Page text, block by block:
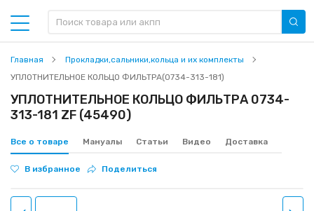
Главная
Прокладки,сальники,кольца и их комплекты
УПЛОТНИТЕЛЬНОЕ КОЛЬЦО ФИЛЬТРА(0734-313-181)
УПЛОТНИТЕЛЬНОЕ КОЛЬЦО ФИЛЬТРА 0734-
313-181 ZF (45490)
Все о товаре Мануалы Статьи Видео Доставка
В избранное Поделиться